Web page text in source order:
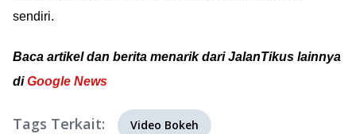
sendiri.
Baca artikel dan berita menarik dari JalanTikus lainnya
diGoogle News
Tags Terkait: Video Bokeh